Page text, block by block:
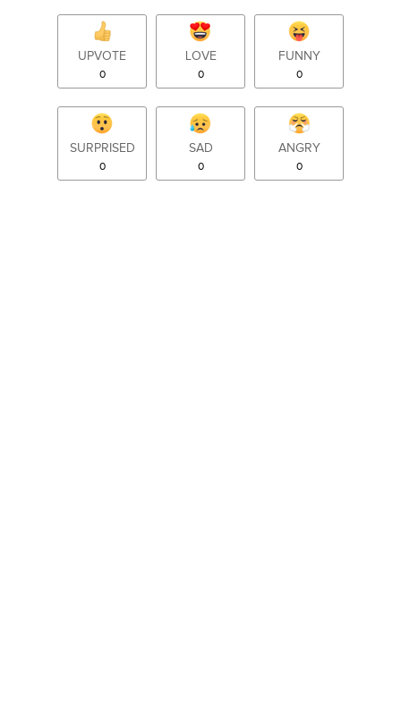
UPVOTE
0
LOVE
0
FUNNY
0
SURPRISED
0
SAD
0
ANGRY
0